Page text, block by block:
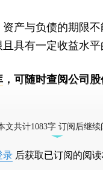
与负债的期限不
具有一定收益水平
，可随时查阅公司
文共计1083字 订阅后继续
录 后获取已订阅的阅